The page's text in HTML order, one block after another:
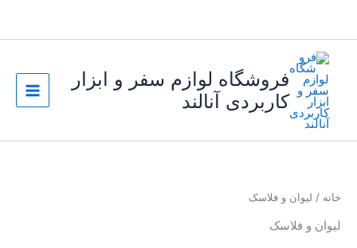
فروشگاه لوازم سفر و ابزار
کاربردی آنالند
خانه / لیوان و فلاسک
لیوان و فلاسک